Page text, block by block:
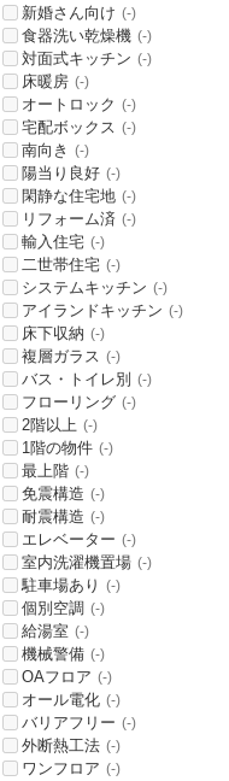
新婚さん向け (-)
食器洗い乾燥機 (-)
対面式キッチン (-)
床暖房 (-)
オートロック (-)
宅配ボックス (-)
南向き (-)
陽当り良好 (-)
閑静な住宅地 (-)
リフォーム済 (-)
輸入住宅 (-)
二世帯住宅 (-)
システムキッチン (-)
アイランドキッチン (-)
床下収納 (-)
複層ガラス (-)
バス・トイレ別 (-)
フローリング (-)
2階以上 (-)
1階の物件 (-)
最上階 (-)
免震構造 (-)
耐震構造 (-)
エレベーター (-)
室内洗濯機置場 (-)
駐車場あり (-)
個別空調 (-)
給湯室 (-)
機械警備 (-)
OAフロア (-)
オール電化 (-)
バリアフリー (-)
外断熱工法 (-)
ワンフロア (-)